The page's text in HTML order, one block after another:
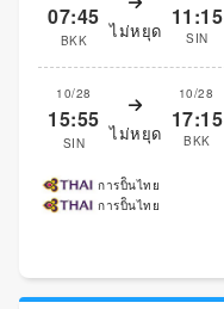
07:45
BKK ไม่หยุด 11:15
SIN
10/28
15:55
SIN ไม่หยุด
10/28
17:15
BKK
การบิินไทย
การบิินไทย